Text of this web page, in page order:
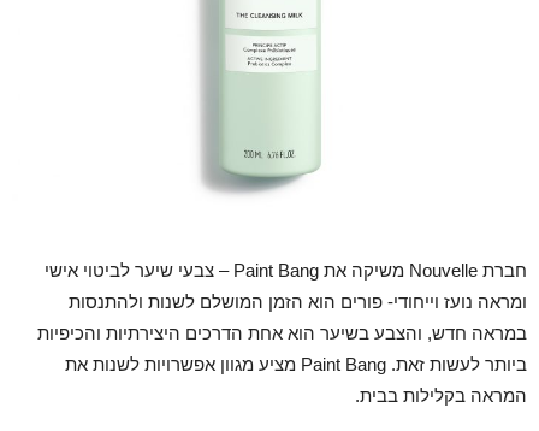
חברת Nouvelle משיקה את Paint Bang – צבעי שיער לביטוי אישי
ומראה נועז וייחודי- פורים הוא הזמן המושלם לשנות ולהתנסות
במראה חדש, והצבע בשיער הוא אחת הדרכים היצירתיות והכיפיות
ביותר לעשות זאת. Paint Bang מציע מגוון אפשרויות לשנות את
המראה בקלילות בבית.